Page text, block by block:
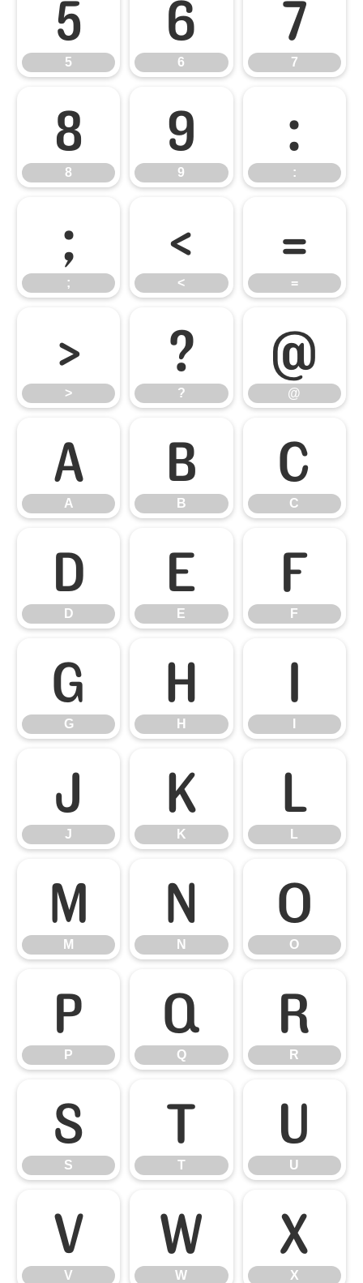
5 6 7
8
8 9
9 :
:
;
; <
< =
=
>
> ?
? @
@
A
A B
B C
C
D
D E
E F
F
G
G H
H I
J
J K
K L
L
M
M N
N O
O
P
P Q
Q R
R
S
S T
T U
U
V
V W
W X
X